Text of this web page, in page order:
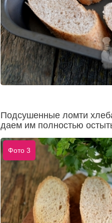
Подсушенные ломти
даем им полностью
Фото 3